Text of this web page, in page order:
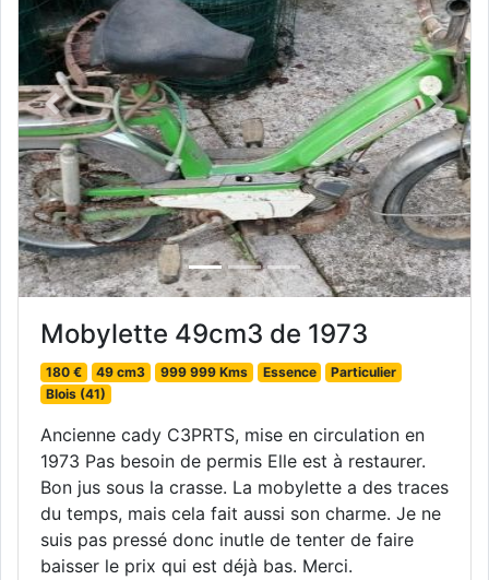
Previous Next
Mobylette 49cm3 de 1973
180 € 49 cm3 999 999 Kms Essence
Particulier
Blois (41)
Ancienne cady C3PRTS, mise en circulation en
1973 Pas besoin de permis Elle est à restaurer.
Bon jus sous la crasse. La mobylette a des traces
du temps, mais cela fait aussi son charme. Je ne
suis pas pressé donc inutle de tenter de faire
baisser le prix qui est déjà bas. Merci.